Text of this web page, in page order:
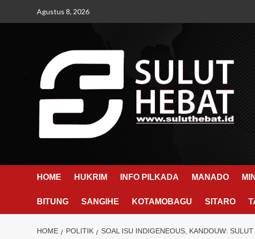
Agustus 8, 2026
HOME HUKRIM INFO PILKADA MANADO
BITUNG SANGIHE KOTAMOBAGU SITARO
HOME POLITIK SOAL ISU INDIGENEOUS, KANDOUW: